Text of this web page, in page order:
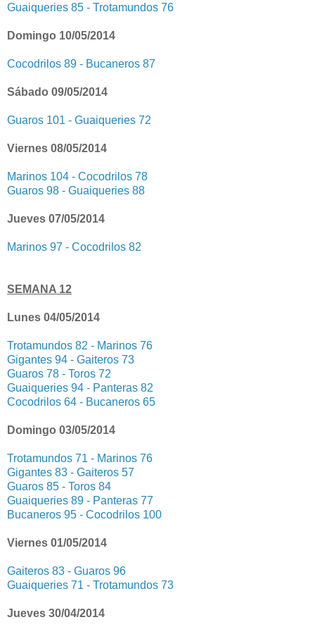
Guaiqueries 85 - Trotamundos 76
Domingo 10/05/2014
Cocodrilos 89 - Bucaneros 87
Sábado 09/05/2014
Guaros 101 - Guaiqueries 72
Viernes 08/05/2014
Marinos 104 - Cocodrilos 78
Guaros 98 - Guaiqueries 88
Jueves 07/05/2014
Marinos 97 - Cocodrilos 82
SEMANA 12
Lunes 04/05/2014
Trotamundos 82 - Marinos 76
Gigantes 94 - Gaiteros 73
Guaros 78 - Toros 72
Guaiqueries 94 - Panteras 82
Cocodrilos 64 - Bucaneros 65
Domingo 03/05/2014
Trotamundos 71 - Marinos 76
Gigantes 83 - Gaiteros 57
Guaros 85 - Toros 84
Guaiqueries 89 - Panteras 77
Bucaneros 95 - Cocodrilos 100
Viernes 01/05/2014
Gaiteros 83 - Guaros 96
Guaiqueries 71 - Trotamundos 73
Jueves 30/04/2014